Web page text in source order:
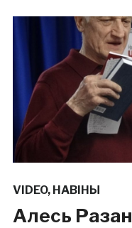
VIDEO, НАВІНЫ
Алесь